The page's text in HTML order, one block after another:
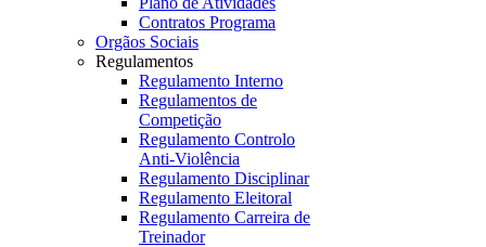
Contratos Programa
Orgãos Sociais
Regulamentos
Regulamento Interno
Regulamentos de
Competição
Regulamento Controlo
Anti-Violência
Regulamento Disciplinar
Regulamento Eleitoral
Regulamento Carreira de
Treinador